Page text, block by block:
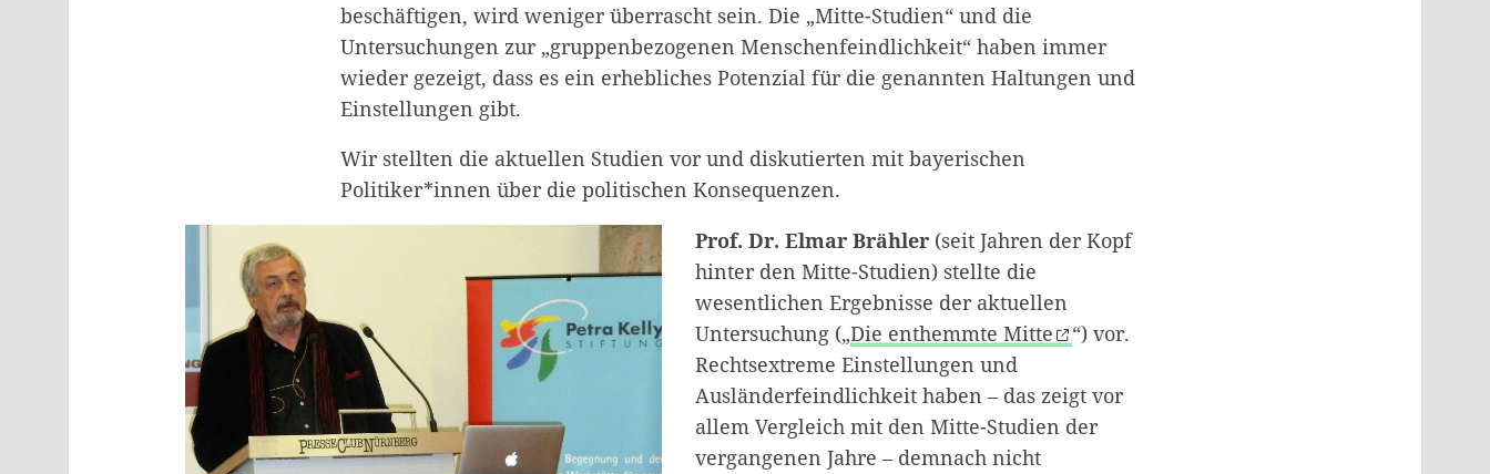
beschäftigen, wird weniger überrascht sein. Die „Mitte-Studien“ und die
Untersuchungen zur „gruppenbezogenen Menschenfeindlichkeit“ haben immer
wieder gezeigt, dass es ein erhebliches Potenzial für die genannten Haltungen und
Einstellungen gibt.
Wir stellten die aktuellen Studien vor und diskutierten mit bayerischen
Politiker*innen über die politischen Konsequenzen.
Prof. Dr. Elmar Brähler (seit Jahren der Kopf
hinter den Mitte-Studien) stellte die
wesentlichen Ergebnisse der aktuellen
Untersuchung („Die enthemmte Mitte
“) vor.
Rechtsextreme Einstellungen und
Ausländerfeindlichkeit haben – das zeigt vor
allem Vergleich mit den Mitte-Studien der
vergangenen Jahre – demnach nicht